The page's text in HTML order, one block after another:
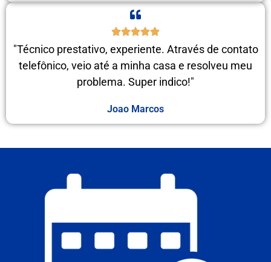
"Técnico prestativo, experiente. Através de contato
telefônico, veio até a minha casa e resolveu meu
problema. Super indico!"
Joao Marcos